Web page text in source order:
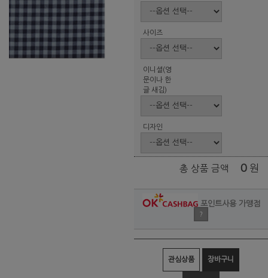
사이즈
이니셜(영
문이나 한
글 새김)
디자인
총 상품 금액 0 원
포인트사용 가맹점
?
관심상품 장바구니